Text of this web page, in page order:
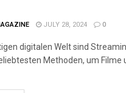
JULY 28, 2024 0
digitalen Welt sind
Methoden, um Filme